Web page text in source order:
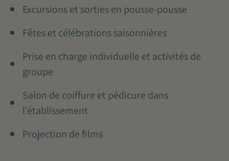
Excursions et sorties en pousse-pousse
Fêtes et célébrations saisonnières
Prise en charge individuelle et activités de
groupe
Salon de coiffure et pédicure dans
l'établissement
Projection de films